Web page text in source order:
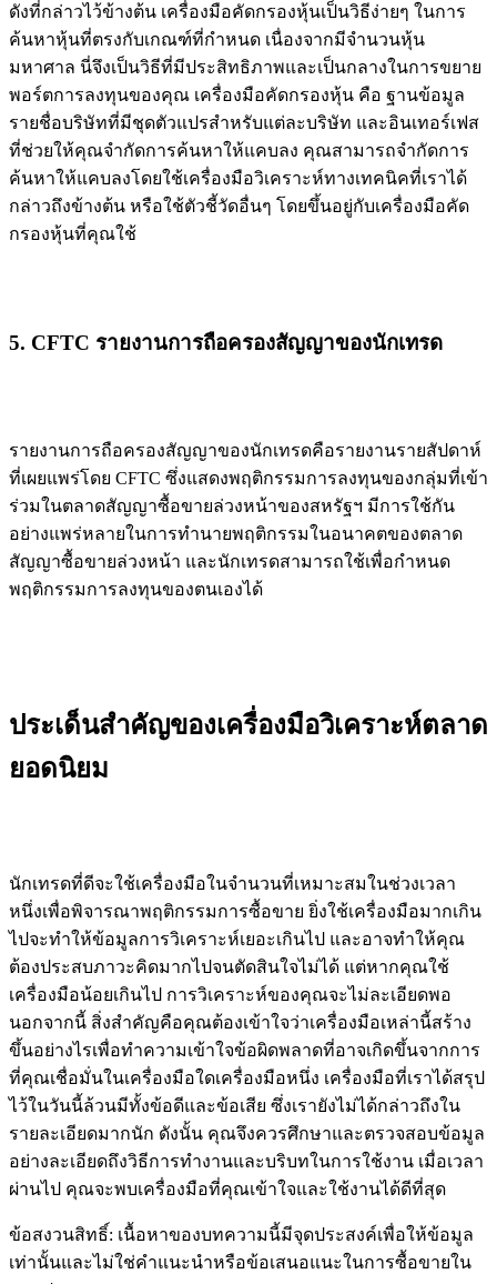
ดังที่กล่าวไว้ข้างต้น เครื่องมือคัดกรองหุ้นเป็นวิธีง่ายๆ ในการ
ค้นหาหุ้นที่ตรงกับเกณฑ์ที่กำหนด เนื่องจากมีจำนวนหุ้น
มหาศาล นี่จึงเป็นวิธีที่มีประสิทธิภาพและเป็นกลางในการขยาย
พอร์ตการลงทุนของคุณ เครื่องมือคัดกรองหุ้น คือ ฐานข้อมูล
รายชื่อบริษัทที่มีชุดตัวแปรสำหรับแต่ละบริษัท และอินเทอร์เฟส
ที่ช่วยให้คุณจำกัดการค้นหาให้แคบลง คุณสามารถจำกัดการ
ค้นหาให้แคบลงโดยใช้เครื่องมือวิเคราะห์ทางเทคนิคที่เราได้
กล่าวถึงข้างต้น หรือใช้ตัวชี้วัดอื่นๆ โดยขึ้นอยู่กับเครื่องมือคัด
กรองหุ้นที่คุณใช้
5. CFTC รายงานการถือครองสัญญาของนักเทรด
รายงานการถือครองสัญญาของนักเทรดคือรายงานรายสัปดาห์
ที่เผยแพร่โดย CFTC ซึ่งแสดงพฤติกรรมการลงทุนของกลุ่มที่เข้า
ร่วมในตลาดสัญญาซื้อขายล่วงหน้าของสหรัฐฯ มีการใช้กัน
อย่างแพร่หลายในการทำนายพฤติกรรมในอนาคตของตลาด
สัญญาซื้อขายล่วงหน้า และนักเทรดสามารถใช้เพื่อกำหนด
พฤติกรรมการลงทุนของตนเองได้
ประเด็นสำคัญของเครื่องมือวิเคราะห์ตลาด
ยอดนิยม
นักเทรดที่ดีจะใช้เครื่องมือในจำนวนที่เหมาะสมในช่วงเวลา
หนึ่งเพื่อพิจารณาพฤติกรรมการซื้อขาย ยิ่งใช้เครื่องมือมากเกิน
ไปจะทำให้ข้อมูลการวิเคราะห์เยอะเกินไป และอาจทำให้คุณ
ต้องประสบภาวะคิดมากไปจนตัดสินใจไม่ได้ แต่หากคุณใช้
เครื่องมือน้อยเกินไป การวิเคราะห์ของคุณจะไม่ละเอียดพอ
นอกจากนี้ สิ่งสำคัญคือคุณต้องเข้าใจว่าเครื่องมือเหล่านี้สร้าง
ขึ้นอย่างไรเพื่อทำความเข้าใจข้อผิดพลาดที่อาจเกิดขึ้นจากการ
ที่คุณเชื่อมั่นในเครื่องมือใดเครื่องมือหนึ่ง เครื่องมือที่เราได้สรุป
ไว้ในวันนี้ล้วนมีทั้งข้อดีและข้อเสีย ซึ่งเรายังไม่ได้กล่าวถึงใน
รายละเอียดมากนัก ดังนั้น คุณจึงควรศึกษาและตรวจสอบข้อมูล
อย่างละเอียดถึงวิธีการทำงานและบริบทในการใช้งาน เมื่อเวลา
ผ่านไป คุณจะพบเครื่องมือที่คุณเข้าใจและใช้งานได้ดีที่สุด
ข้อสงวนสิทธิ์: เนื้อหาของบทความนี้มีจุดประสงค์เพื่อให้ข้อมูล
เท่านั้นและไม่ใช่คำแนะนำหรือข้อเสนอแนะในการซื้อขายใน